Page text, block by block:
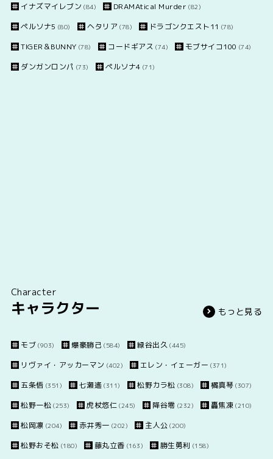
イナズマイレブン (84) DRAMAtical Murder (82)
ペルソナ5 (80) ヘタリア (78) ドラゴンクエスト11 (78)
TIGER＆BUNNY (78) コードギアス (74) モブサイコ100 (74)
ダンガンロンパ (73) ペルソナ4 (71)
Character
キャラクター もっと見る
モブ (903) 爆豪勝己 (584) 緑谷出久 (445)
リヴァイ・アッカーマン (402) エレン・イェーガー (371)
五条悟 (351) 七瀬遙 (311) 松野カラ松 (308) 橘真琴 (307)
松野一松 (253) 虎杖悠仁 (245) 降谷零 (232) 轟焦凍 (210)
松岡凛 (204) 赤井秀一 (202) 主人公 (200)
松野おそ松 (180) 藤丸立香 (163) 勝生勇利 (158)